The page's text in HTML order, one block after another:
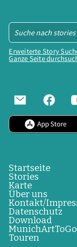
Erweiterte Story
Ganze Seite
App Store
Startseite
Stories
Karte
Über uns
Kontakt/
Datenschutz
Download
Touren